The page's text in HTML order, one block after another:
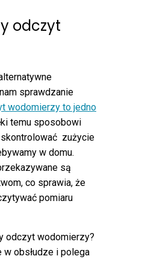
odczyt
sprawdzanie
wodomierzy to jedno
temu sposobowi
zużycie
w domu.
są
co sprawia, że
pomiaru
odczyt wodomierzy?
obsłudze i polega